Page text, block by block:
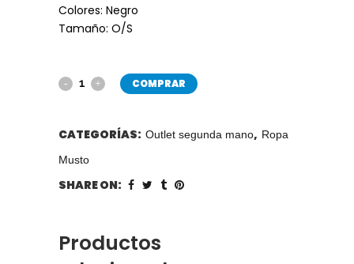
Colores: Negro
Tamaño: O/S
COMPRAR
CATEGORÍAS: Outlet segunda mano, Ropa
Musto
SHARE ON:
Productos